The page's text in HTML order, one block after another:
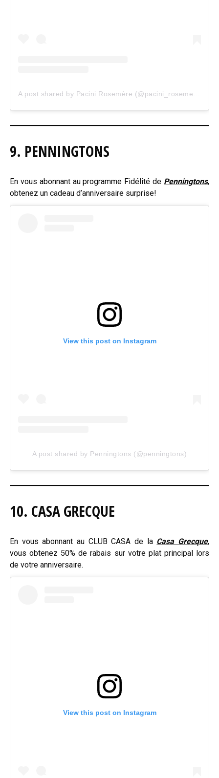
9. PENNINGTONS
En vous abonnant au programme Fidélité de Penningtons,
obtenez un cadeau d’anniversaire surprise!
View this post on Instagram
A post shared by Penningtons (@penningtons)
10. CASA GRECQUE
En vous abonnant au CLUB CASA de la Casa Grecque,
vous obtenez 50% de rabais sur votre plat principal lors
de votre anniversaire.
View this post on Instagram